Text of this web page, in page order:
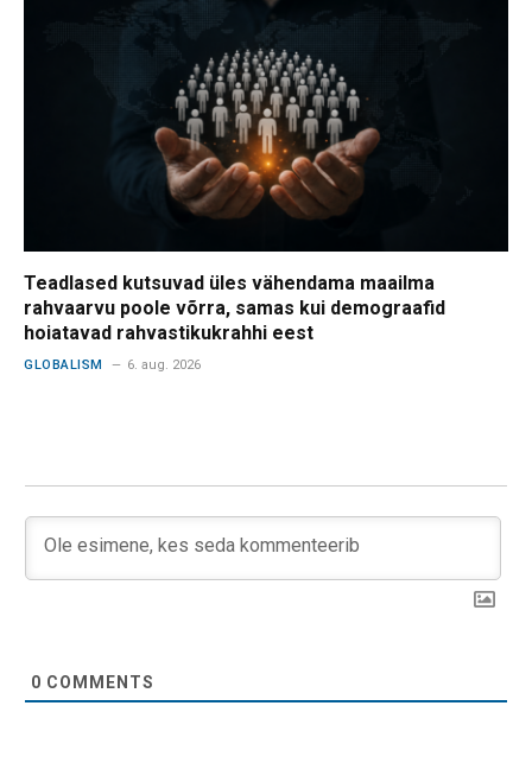
Teadlased kutsuvad üles vähendama maailma
rahvaarvu poole võrra, samas kui demograafid
hoiatavad rahvastikukrahhi eest
GLOBALISM 6. aug. 2026
0 COMMENTS